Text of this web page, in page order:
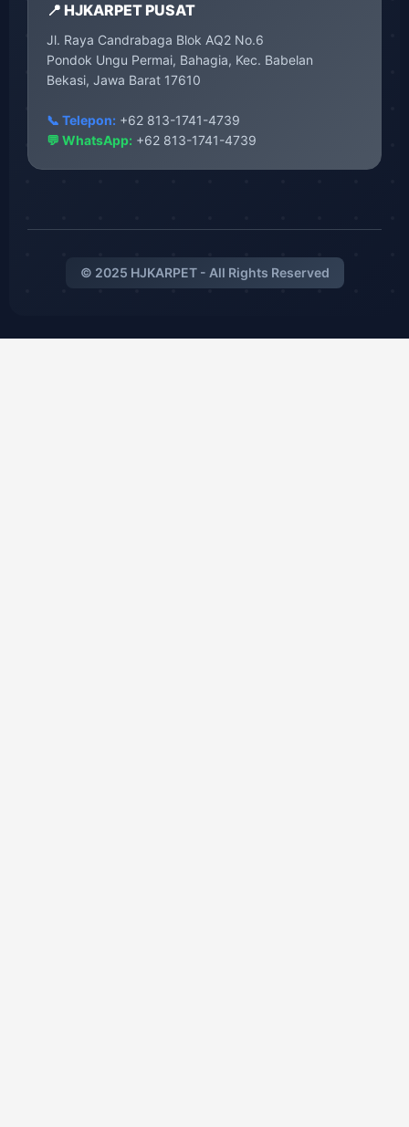
📍 HJKARPET PUSAT
Jl. Raya Candrabaga Blok AQ2 No.6
Pondok Ungu Permai, Bahagia, Kec. Babelan
Bekasi, Jawa Barat 17610
📞 Telepon: +62 813-1741-4739
💬 WhatsApp: +62 813-1741-4739
© 2025 HJKARPET - All Rights Reserved